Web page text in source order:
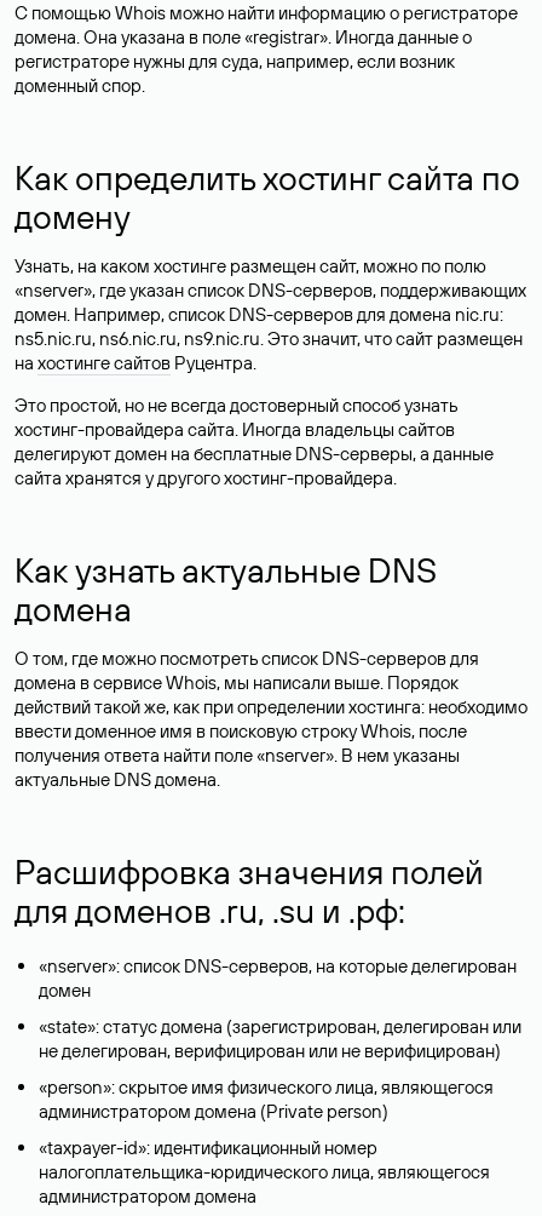
С помощью Whois можно найти информацию о регистраторе
домена. Она указана в поле «registrar». Иногда данные о
регистраторе нужны для суда, например, если возник
доменный спор.
Как определить хостинг сайта по
домену
Узнать, на каком хостинге размещен сайт, можно по полю
«nserver», где указан список DNS-серверов, поддерживающих
домен. Например, список DNS-серверов для домена nic.ru:
ns5.nic.ru, ns6.nic.ru, ns9.nic.ru. Это значит, что сайт размещен
на хостинге сайтов Руцентра.
Это простой, но не всегда достоверный способ узнать
хостинг-провайдера сайта. Иногда владельцы сайтов
делегируют домен на бесплатные DNS-серверы, а данные
сайта хранятся у другого хостинг-провайдера.
Как узнать актуальные DNS
домена
О том, где можно посмотреть список DNS-серверов для
домена в сервисе Whois, мы написали выше. Порядок
действий такой же, как при определении хостинга: необходимо
ввести доменное имя в поисковую строку Whois, после
получения ответа найти поле «nserver». В нем указаны
актуальные DNS домена.
Расшифровка значения полей
для доменов .ru, .su и .рф:
«nserver»: список DNS-серверов, на которые делегирован
домен
«state»: статус домена (зарегистрирован, делегирован или
не делегирован, верифицирован или не верифицирован)
«person»: скрытое имя физического лица, являющегося
администратором домена (Privatе person)
«taxpayer-id»: идентификационный номер
налогоплательщика-юридического лица, являющегося
администратором домена